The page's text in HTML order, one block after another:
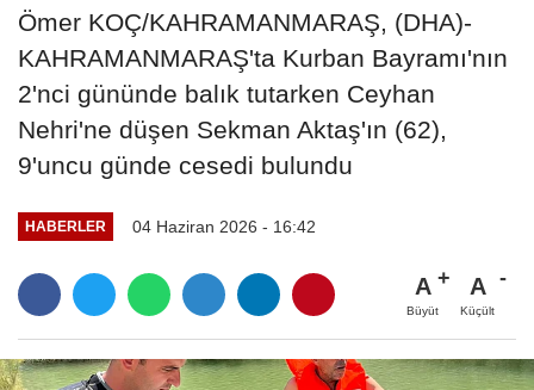
Ömer KOÇ/KAHRAMANMARAŞ, (DHA)-
KAHRAMANMARAŞ'ta Kurban Bayramı'nın
2'nci gününde balık tutarken Ceyhan
Nehri'ne düşen Sekman Aktaş'ın (62),
9'uncu günde cesedi bulundu
HABERLER 04 Haziran 2026 - 16:42
A
Büyüt
A
Küçült